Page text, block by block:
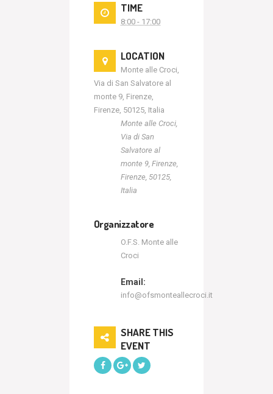
TIME
8:00 - 17:00
LOCATION
Monte alle Croci,
Via di San Salvatore al
monte 9, Firenze,
Firenze, 50125, Italia
Monte alle Croci,
Via di San
Salvatore al
monte 9, Firenze,
Firenze, 50125,
Italia
Organizzatore
O.F.S. Monte alle
Croci
Email:
info@ofsmonteallecroci.it
SHARE THIS
EVENT